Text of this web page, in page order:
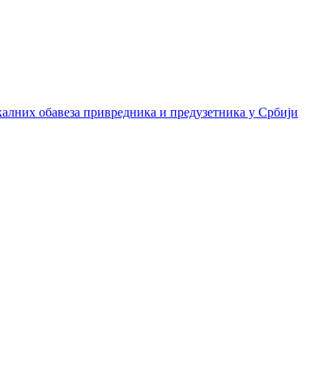
обавеза привредника и предузетника у Србији